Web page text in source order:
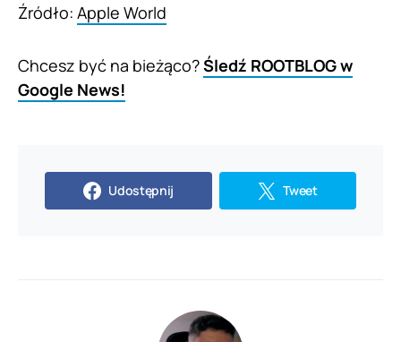
Źródło: Apple World
Chcesz być na bieżąco?Śledź ROOTBLOG w
Google News!
Udostępnij Tweet